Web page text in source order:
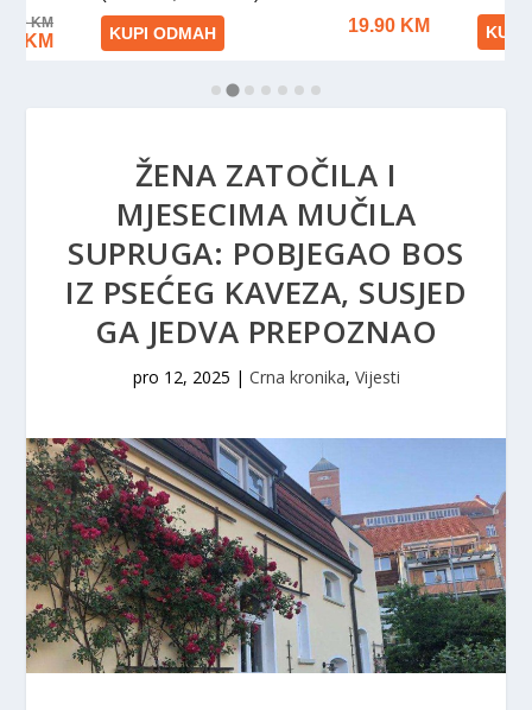
ŽENA ZATOČILA I
MJESECIMA MUČILA
SUPRUGA: POBJEGAO BOS
IZ PSEĆEG KAVEZA, SUSJED
GA JEDVA PREPOZNAO
pro 12, 2025 | Crna kronika, Vijesti